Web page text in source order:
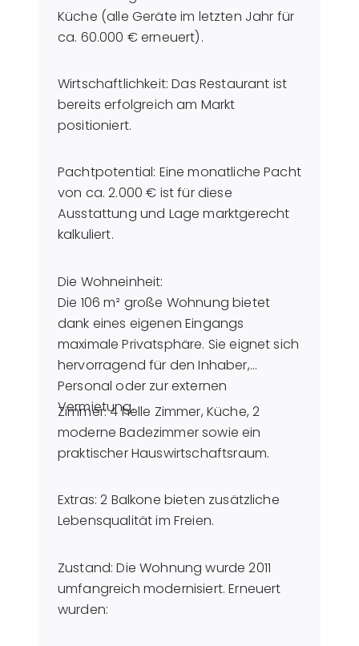
Küche (alle Geräte im letzten Jahr für
ca. 60.000 € erneuert).
Wirtschaftlichkeit: Das Restaurant ist
bereits erfolgreich am Markt
positioniert.
Pachtpotential: Eine monatliche Pacht
von ca. 2.000 € ist für diese
Ausstattung und Lage marktgerecht
kalkuliert.
Die Wohneinheit:
Die 106 m² große Wohnung bietet
dank eines eigenen Eingangs
maximale Privatsphäre. Sie eignet sich
hervorragend für den Inhaber,
Personal oder zur externen
Vermietung.
Zimmer: 4 helle Zimmer, Küche, 2
moderne Badezimmer sowie ein
praktischer Hauswirtschaftsraum.
Extras: 2 Balkone bieten zusätzliche
Lebensqualität im Freien.
Zustand: Die Wohnung wurde 2011
umfangreich modernisiert. Erneuert
wurden: